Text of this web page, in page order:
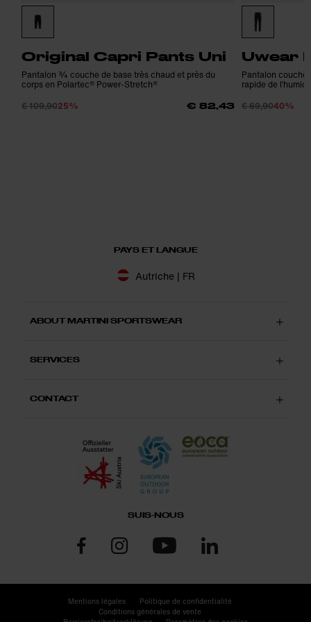
Original Capri Pants Uni
Pantalon ¾ couche de base très chaud et près du
corps en Polartec® Power-Stretch®
€ 109,9025% € 82,43
Uwear
Pantalon couche
rapide de
€ 69,9040%
PAYS ET LANGUE
Autriche | FR
ABOUT MARTINI SPORTSWEAR
SERVICES
CONTACT
SUIS-NOUS
Mentions légales
Politique de confidentialité
Conditions générales de vente